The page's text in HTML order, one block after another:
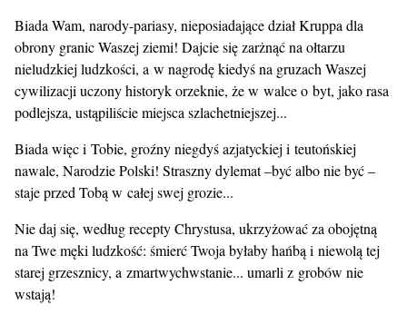
Biada Wam, narody-pariasy, nieposiadające dział Kruppa dla
obrony granic Waszej ziemi! Dajcie się zarżnąć na ołtarzu
nieludzkiej ludzkości, a w nagrodę kiedyś na gruzach Waszej
cywilizacji uczony historyk orzeknie, że w walce o byt, jako rasa
podlejsza, ustąpiliście miejsca szlachetniejszej...
Biada więc i Tobie, groźny niegdyś azjatyckiej i teutońskiej
nawale, Narodzie Polski! Straszny dylemat –być albo nie być –
staje przed Tobą w całej swej grozie...
Nie daj się, według recepty Chrystusa, ukrzyżować za obojętną
na Twe męki ludzkość: śmierć Twoja byłaby hańbą i niewolą tej
starej grzesznicy, a zmartwychwstanie... umarli z grobów nie
wstają!